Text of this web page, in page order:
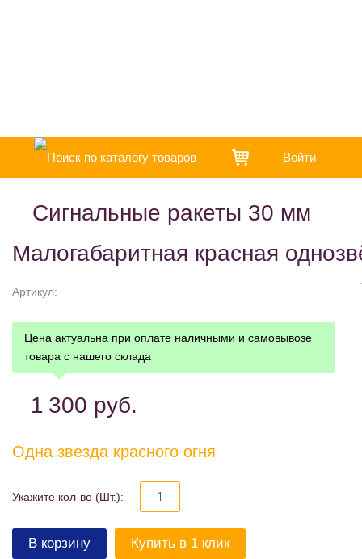
Войти
Сигнальные ракеты 30 мм
Малогабаритная красная
Артикул:
Цена актуальна при оплате наличными и самовывозе
товара с нашего склада
1 300 руб.
Одна звезда красного огня
Укажите кол-во (Шт.):
В корзину Купить в 1 клик